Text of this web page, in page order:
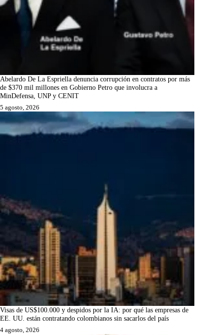
Abelardo De La Espriella denuncia corrupción en contratos por más
de $370 mil millones en Gobierno Petro que involucra a
MinDefensa, UNP y CENIT
5 agosto, 2026
Visas de US$100.000 y despidos por la IA: por qué las empresas de
EE. UU. están contratando colombianos sin sacarlos del país
4 agosto, 2026